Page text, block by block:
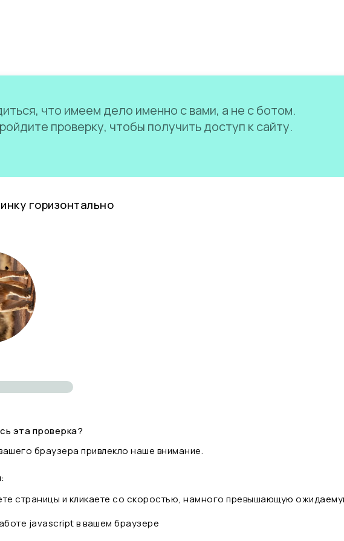
что имеем дело именно с вами, а не с ботом.
проверку, чтобы получить доступ к сайту.
горизонтально
эта проверка?
браузера привлекло наше внимание.
страницы и кликаете со скоростью, намного превышающую
javascript в вашем браузере